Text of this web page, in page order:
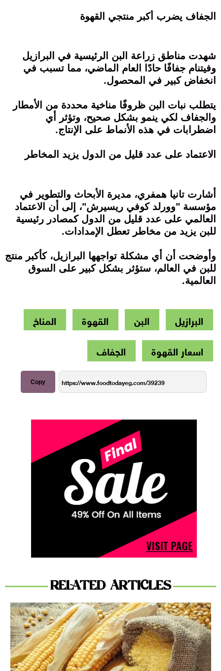
الجفاف يضرب أكبر منتجي القهوة
شهدت مناطق زراعة البن الرئيسية في البرازيل
وفيتنام جفافًا حادًا العام الماضي، مما تسبب في
انخفاض كبير في المحصول.
يتطلب نبات البن ظروفًا مناخية محددة من الأمطار
والجفاف لكي ينمو بشكل صحيح، وتؤثر أي
اضطرابات في هذه الأنماط على الإنتاج.
الاعتماد على عدد قليل من الدول يزيد المخاطر
أشارت تانيا همفري، مديرة الأبحاث والتطوير في
مؤسسة "وورلد كوفي ريسيرش"، إلى أن الاعتماد
العالمي على عدد قليل من الدول كمصادر رئيسية
للبن يزيد من مخاطر تعطل الإمدادات.
وأوضحت أن أي مشكلة تواجهها البرازيل، كأكبر منتج
للبن في العالم، ستؤثر بشكل كبير على السوق
العالمية.
البرازيل البن القهوة
المناخ
اسعار القهوة
الجفاف
Copy
RELATED ARTICLES